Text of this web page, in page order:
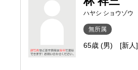
ハヤシ ショウゾウ
無所属
65歳 (男) [新人]